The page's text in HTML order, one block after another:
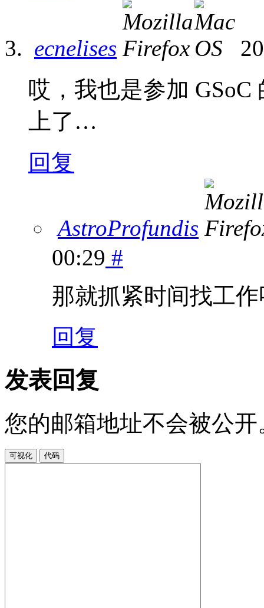
ecnelises
哎，我也是参加
上了…
回复
AstroProfundis
00:29 #
那就抓紧时间找工
回复
发表回复
您的邮箱地址不会被公开
可视化 代码